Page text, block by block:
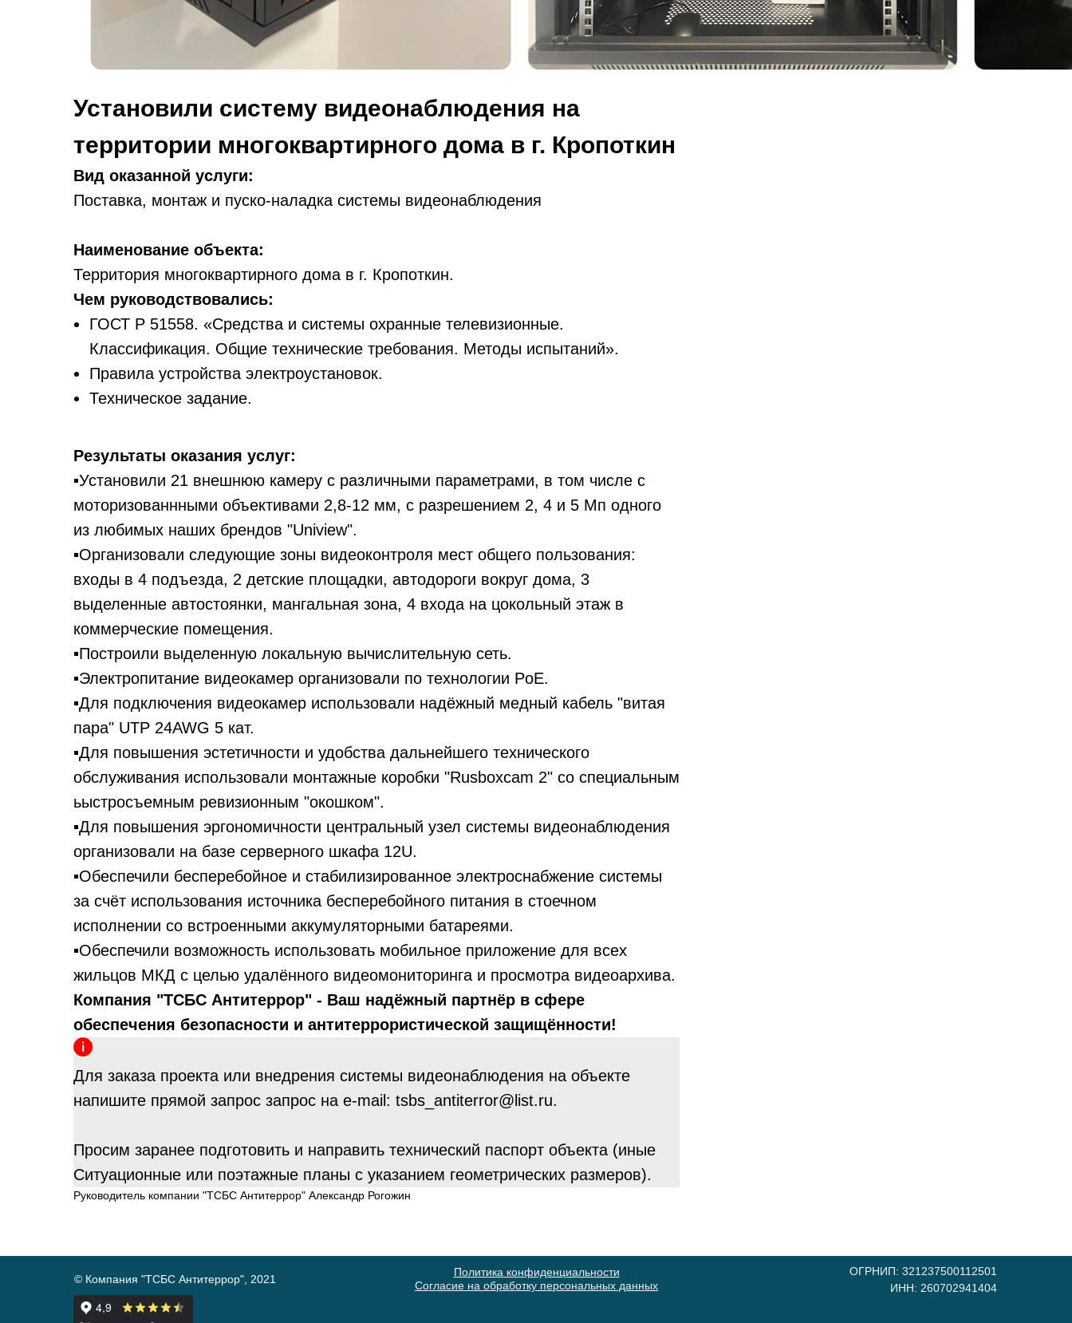
Установили систему видеонаблюдения на
территории многоквартирного дома в г. Кропоткин
Вид оказанной услуги:
Поставка, монтаж и пуско-наладка системы видеонаблюдения
Наименование объекта:
Территория многоквартирного дома в г. Кропоткин.
Чем руководствовались:
ГОСТ Р 51558. «Средства и системы охранные телевизионные.
Классификация. Общие технические требования. Методы испытаний».
Правила устройства электроустановок.
Техническое задание.
Результаты оказания услуг:
▪️Установили 21 внешнюю камеру с различными параметрами, в том числе с
моторизованнными объективами 2,8-12 мм, с разрешением 2, 4 и 5 Мп одного
из любимых наших брендов "Uniview".
▪️Организовали следующие зоны видеоконтроля мест общего пользования:
входы в 4 подъезда, 2 детские площадки, автодороги вокруг дома, 3
выделенные автостоянки, мангальная зона, 4 входа на цокольный этаж в
коммерческие помещения.
▪️Построили выделенную локальную вычислительную сеть.
▪️Электропитание видеокамер организовали по технологии PoE.
▪️Для подключения видеокамер использовали надёжный медный кабель "витая
пара" UTP 24AWG 5 кат.
▪️Для повышения эстетичности и удобства дальнейшего технического
обслуживания использовали монтажные коробки "Rusboxcam 2" со специальным
ьыстросъемным ревизионным "окошком".
▪️Для повышения эргономичности центральный узел системы видеонаблюдения
организовали на базе серверного шкафа 12U.
▪️Обеспечили бесперебойное и стабилизированное электроснабжение системы
за счёт использования источника бесперебойного питания в стоечном
исполнении со встроенными аккумуляторными батареями.
▪️Обеспечили возможность использовать мобильное приложение для всех
жильцов МКД с целью удалённого видеомониторинга и просмотра видеоархива.
Компания "ТСБС Антитеррор" - Ваш надёжный партнёр в сфере
обеспечения безопасности и антитеррористической защищённости!
Для заказа проекта или внедрения системы видеонаблюдения на объекте
напишите прямой запрос запрос на e-mail: tsbs_antiterror@list.ru.
Просим заранее подготовить и направить технический паспорт объекта (иные
Ситуационные или поэтажные планы с указанием геометрических размеров).
Руководитель компании "ТСБС Антитеррор" Александр Рогожин
© Компания "ТСБС Антитеррор", 2021
Политика конфиденциальности
Согласие на обработку персональных данных
ОГРНИП: 321237500112501
ИНН: 260702941404